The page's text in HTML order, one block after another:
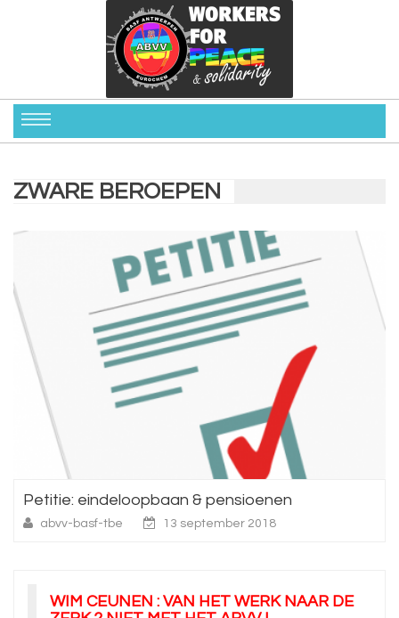
ZWARE BEROEPEN
Petitie: eindeloopbaan & pensioenen
abvv-basf-tbe 13 september 2018
WIM CEUNEN : VAN HET WERK NAAR DE